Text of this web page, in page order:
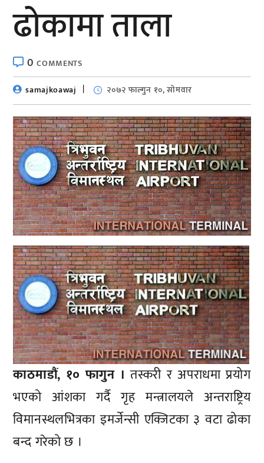
ढोकामा ताला
0COMMENTS
samajkoawaj
२०७२ फाल्गुन १०, सोमवार
काठमाडौं, १० फागुन । तस्करी र अपराधमा प्रयोग
भएको आंशका गर्दै गृह मन्त्रालयले अन्तराष्ट्रिय
विमानस्थलभित्रका इमर्जेन्सी एक्जिटका ३ वटा ढोका
बन्द गरेको छ ।